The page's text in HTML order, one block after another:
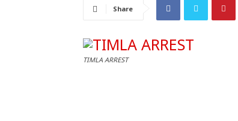
Share
TIMLA ARREST